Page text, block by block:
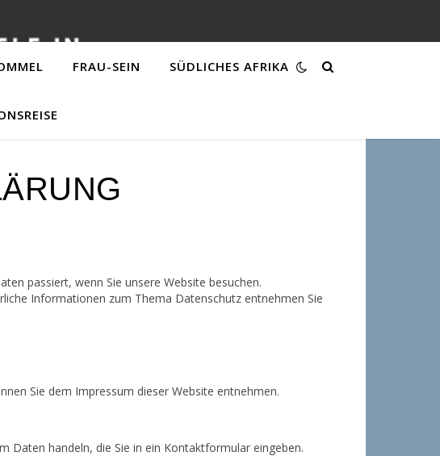
FRAU-SEIN SÜDLICHES AFRIKA
passiert, wenn Sie unsere Website besuchen.
Informationen zum Thema Datenschutz entnehmen Sie
Sie dem Impressum dieser Website entnehmen.
Daten handeln, die Sie in ein Kontaktformular eingeben.